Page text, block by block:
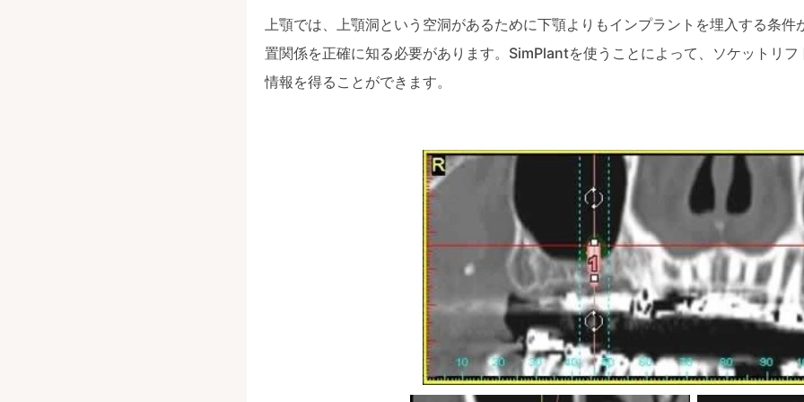
上顎では、上顎洞という空洞があるために下顎よりもインプラントを埋入する条
置関係を正確に知る必要があります。SimPlantを使うことによって、ソケットリ
情報を得ることができます。